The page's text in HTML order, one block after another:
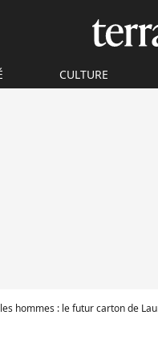
CULTURE
hommes : le futur carton de